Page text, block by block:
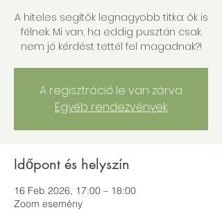
A hiteles segítők legnagyobb titka: ők is
félnek. Mi van, ha eddig pusztán csak
nem jó kérdést tettél fel magadnak?!
A regisztráció le van zárva
Egyéb rendezvények
Időpont és helyszín
16 Feb 2026, 17:00 – 18:00
Zoom esemény